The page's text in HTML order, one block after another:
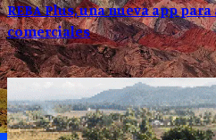
REBA Plus, una nueva app
comerciales